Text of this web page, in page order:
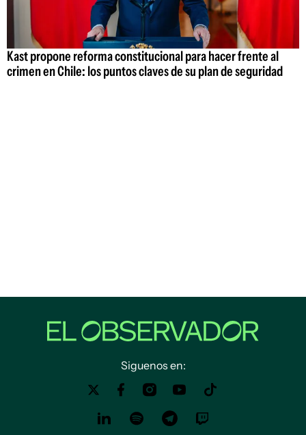
Kast propone reforma constitucional para hacer frente al
crimen en Chile: los puntos claves de su plan de seguridad
Siguenos en: